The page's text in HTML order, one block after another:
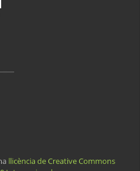
llicència de Creative Commons